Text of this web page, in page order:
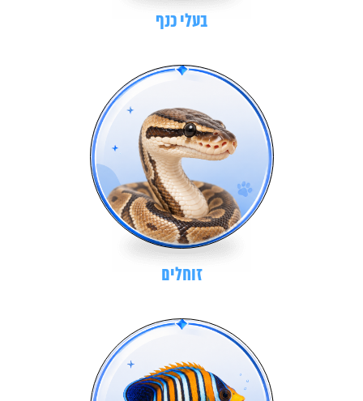
בעלי כנף
זוחלים